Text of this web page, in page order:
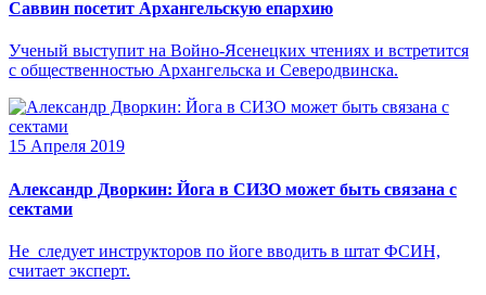
Саввин посетит Архангельскую епархию
Ученый выступит на Войно-Ясенецких чтениях и встретится
с общественностью Архангельска и Северодвинска.
15 Апреля 2019
Александр Дворкин: Йога в СИЗО может быть связана с
сектами
Не следует инструкторов по йоге вводить в штат ФСИН,
считает эксперт.